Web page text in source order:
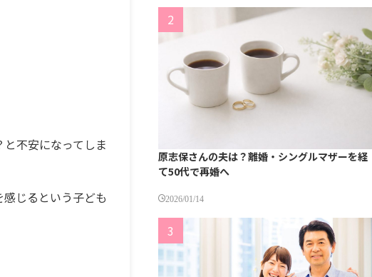
不安になってしま
じるという子ども
原志保さんの夫は？離婚・シングルマザーを経
て50代で再婚へ
2026/01/14